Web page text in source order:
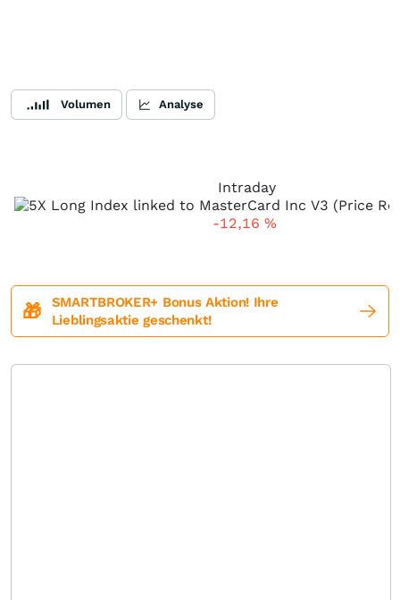
Volumen Analyse
Intraday
-12,16 %
🎁
SMARTBROKER+ Bonus Aktion! Ihre
Lieblingsaktie geschenkt!